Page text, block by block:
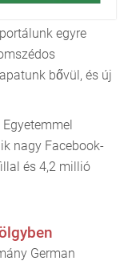
egyre
bővül, és új
nagy Facebook-
és 4,2 millió
German